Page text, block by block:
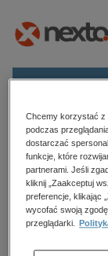
E-prasa
Kategorie
Zobacz
Strona główna
Dawn G.
Chcemy korzystać z
podczas
dostarczać
funkcje, które
partnerami. Jeśli
kliknij „Zaakceptuj
preferencje, klikając
wycofać swoją
przeglądarki.